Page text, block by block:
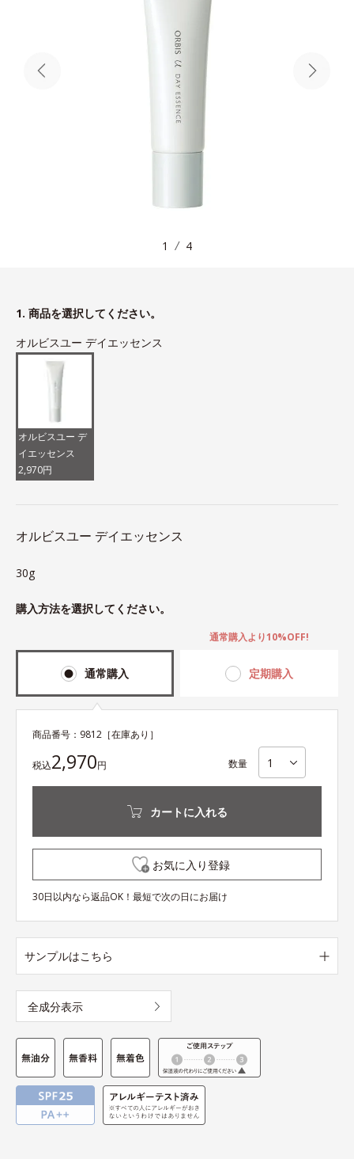
1 4
1. 商品を選択してください。
オルビスユー デイエッセンス
オルビスユー デ
イエッセンス
2,970円
オルビスユー デイエッセンス
30g
購入方法を選択してください。
通常購入 定期購入
通常購入より10%OFF!
商品番号： 9812 ［在庫あり］
税込2,970円 数量
カートに入れる
お気に入り登録
30日以内なら返品OK！最短で次の日にお届け
サンプルはこちら
全成分表示